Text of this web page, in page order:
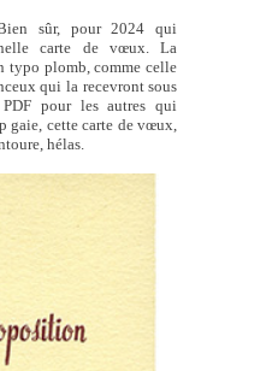
sûr, pour 2024 qui
carte de vœux. La
typo plomb, comme celle
qui la recevront sous
pour les autres qui
gaie, cette carte de vœux,
hélas.